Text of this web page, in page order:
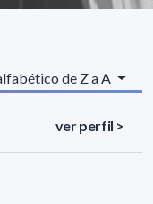
de Z a A
ver perfil >